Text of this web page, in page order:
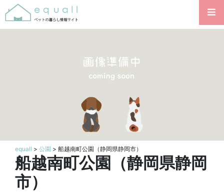
equall > 公園 > 船越南町公園（静岡県静岡市）
船越南町公園（静岡県静岡
市）